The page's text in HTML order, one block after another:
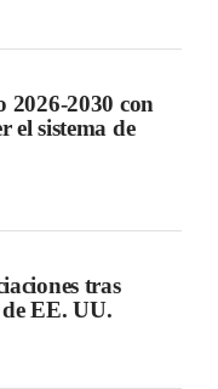
2026-2030 con
el sistema de
tras
EE. UU.